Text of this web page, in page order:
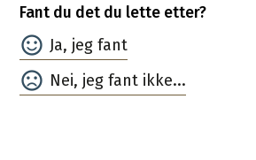
Fant du det du lette etter?
Ja
Nei